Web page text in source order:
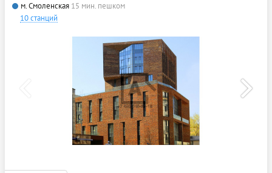
м. Смоленская 15 мин. пешком
10 станций